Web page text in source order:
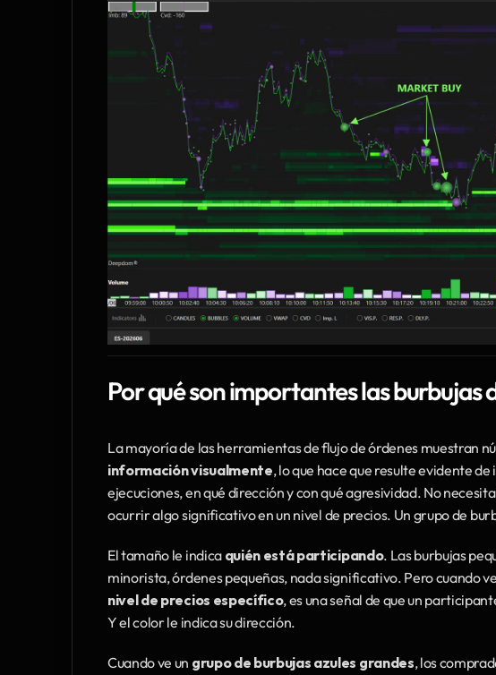
Por qué son importantes las burbujas
La mayoría de las herramientas de flujo de órdenes muestran
información visualmente, lo que hace que resulte evidente
ejecuciones, en qué dirección y con qué agresividad. No
ocurrir algo significativo en un nivel de precios. Un grupo de
El tamaño le indica quién está participando. Las burbujas
minorista, órdenes pequeñas, nada significativo. Pero cuando
nivel de precios específico, es una señal de que un
Y el color le indica su dirección.
Cuando ve un grupo de burbujas azules grandes, los